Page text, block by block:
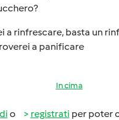
a rinfrescare, basta un
a panificare
In cima
o registrati per poter